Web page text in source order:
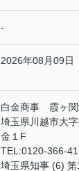
-
2026年08月09日
白金商事 霞ヶ関
埼玉県川越市大
金１F
TEL:0120-366-
埼玉県知事 (6)